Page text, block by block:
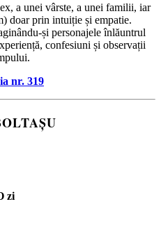
a unei vârste, a unei familii, iar
doar prin intuiție și empatie.
și personajele înlăuntrul
confesiuni și observații
nr. 319
zi